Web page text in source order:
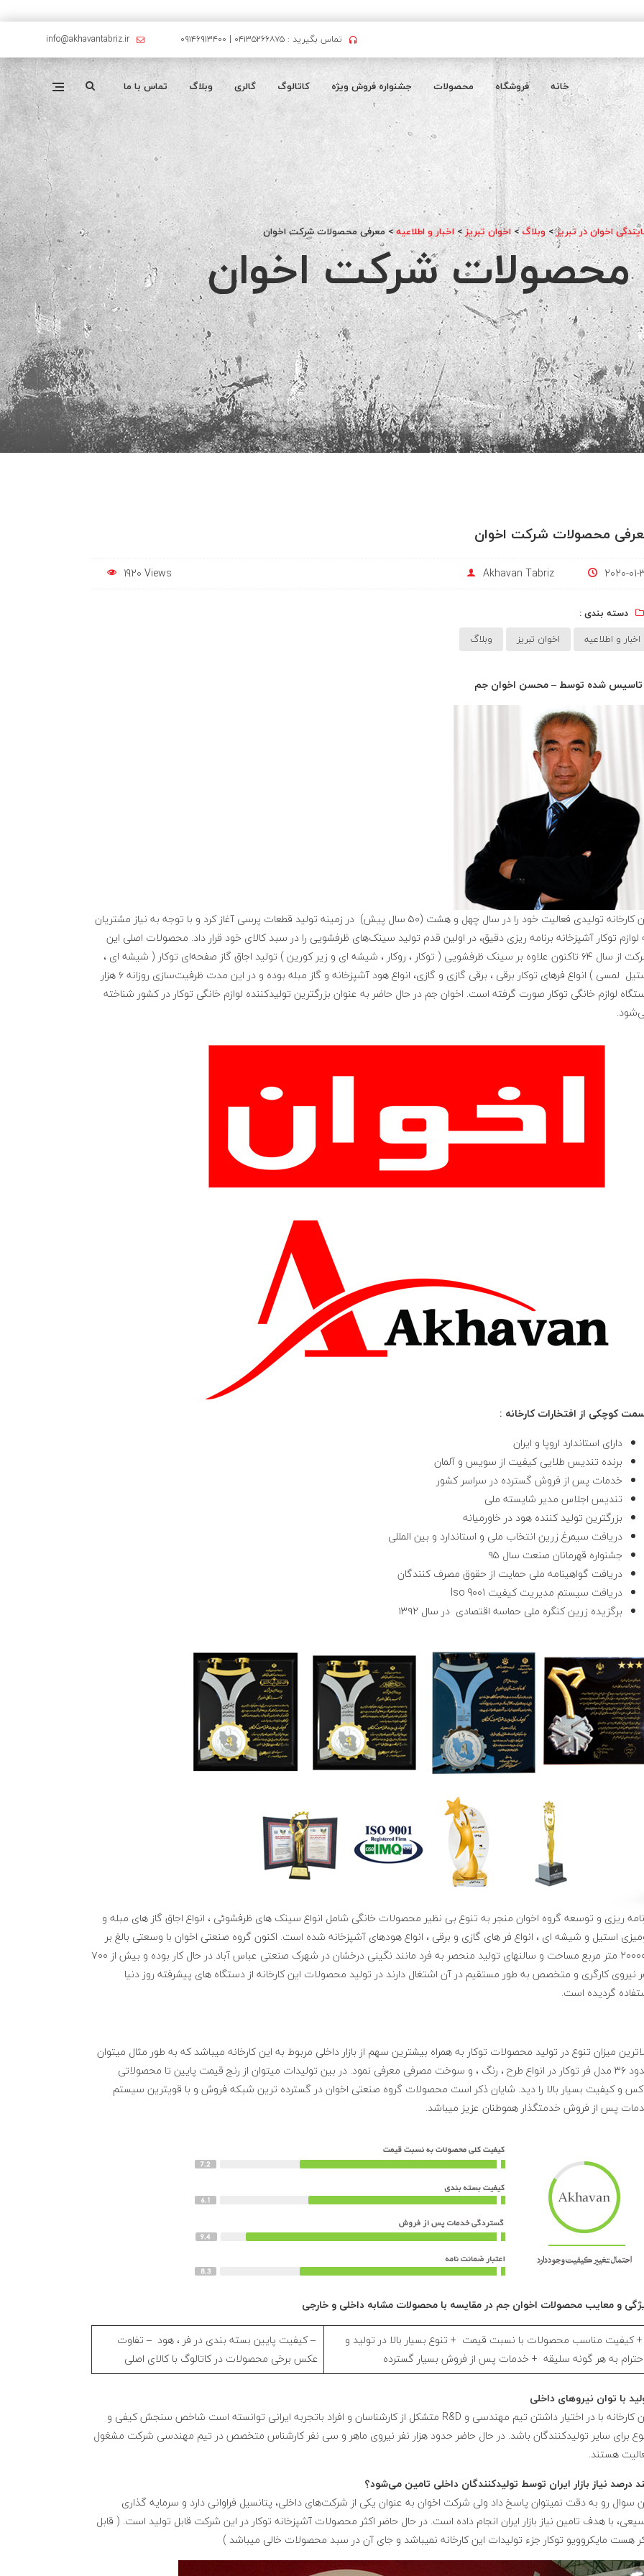
تماس بگیرید : ۰۴۱۳۵۲۶۶۸۷۵ | ۰۹۱۴۶۹۱۳۴۰۰ info@akhavantabriz.ir
خانه فروشگاه محصولات جشنواره فروش ویژه کاتالوگ گالری وبلاگ تماس با ما
اخوان در تبریز>وبلاگ>اخوان تبریز>اخبار و اطلاعیه>معرفی محصولات شرکت اخوان
محصولات شرکت اخوان
محصولات شرکت اخوان
2020-01-
Akhavan Tabriz
1920 Views
دسته بندی :
اخبار و اطلاعیه
اخوان تبریز وبلاگ
شده توسط – محسن اخوان جم
این کارخانه تولیدی فعالیت خود را در سال چهل و هشت (۵۰ سال پیش) در زمینه تولید قطعات پرسی آغاز کرد و با توجه به نیاز مشتریان
لوازم توکار آشپزخانه برنامه ریزی دقیق، در اولین قدم تولید سینک‌های ظرفشویی را در سبد کالای خود قرار داد. محصولات اصلی این
شرکت از سال ۶۴ تاکنون علاوه بر سینک ظرفشویی ( توکار ، روکار ، شیشه ای و زیر کورین ) تولید اجاق گاز صفحه‌ای توکار ( شیشه ای ،
استیل لمسی ) انواع فرهای توکار برقی ، برقی گازی و گازی، انواع هود آشپزخانه و گاز مبله بوده و در این مدت ظرفیت‌سازی روزانه ۶ هزار
لوازم خانگی توکار صورت گرفته است. اخوان جم در حال حاضر به عنوان بزرگترین تولیدکننده لوازم خانگی توکار در کشور شناخته
کوچکی از افتخارات کارخانه :
دارای استاندارد اروپا و ایران
برنده تندیس طلایی کیفیت از سویس و آلمان
خدمات پس از فروش گسترده در سراسر کشور
تندیس اجلاس مدیر شایسته ملی
بزرگترین تولید کننده هود در خاورمیانه
دریافت سیمرغ زرین انتخاب ملی و استاندارد و بین المللی
جشنواره قهرمانان صنعت سال ۹۵
دریافت گواهینامه ملی حمایت از حقوق مصرف کنندگان
دریافت سیستم مدیریت کیفیت Iso 9001
برگزیده زرین کنگره ملی حماسه اقتصادی در سال ۱۳۹۲
ریزی و توسعه گروه اخوان منجر به تنوع بی نظیر محصولات خانگی شامل انواع سینک های ظرفشوئی ، انواع اجاق گاز های مبله و
استیل و شیشه ای ، انواع فر های گازی و برقی ، انواع هودهای آشپزخانه شده است. اکنون گروه صنعتی اخوان با وسعتی بالغ بر
۲۰۰۰۰۰ متر مربع مساحت و سالنهای تولید منحصر به فرد مانند نگینی درخشان در شهرک صنعتی عباس آباد در حال کار بوده و بیش از ۷۰۰
نیروی کارگری و متخصص به طور مستقیم در آن اشتغال دارند در تولید محصولات این کارخانه از دستگاه های پیشرفته روز دنیا
گردیده است.
میزان تنوع در تولید محصولات توکار به همراه بیشترین سهم از بازار داخلی مربوط به این کارخانه میباشد که به طور مثال میتوان
حدود ۳۶ مدل فر توکار در انواع طرح ، رنگ ، و سوخت مصرفی معرفی نمود. در بین تولیدات میتوان از رنج قیمت پایین تا محصولاتی
و کیفیت بسیار بالا را دید. شایان ذکر است محصولات گروه صنعتی اخوان در گسترده ترین شبکه فروش و با قویترین سیستم
پس از فروش خدمتگذار هموطنان عزیز میباشد.
و معایب محصولات اخوان جم در مقایسه با محصولات مشابه داخلی و خارجی
+ کیفیت مناسب محصولات با نسبت قیمت + تنوع بسیار بالا در تولید و
احترام به هر گونه سلیقه + خدمات پس از فروش بسیار گسترده
– کیفیت پایین بسته بندی در فر ، هود – تفاوت
عکس برخی محصولات در کاتالوگ با کالای اصلی
با توان نیروهای داخلی
این کارخانه با در اختیار داشتن تیم مهندسی و R&D متشکل از کارشناسان و افراد باتجربه ایرانی توانسته است شاخص سنجش کیفی و
برای سایر تولیدکنندگان باشد. در حال حاضر حدود هزار نفر نیروی ماهر و سی نفر کارشناس متخصص در تیم مهندسی شرکت مشغول
هستند.
درصد نیاز بازار ایران توسط تولیدکنندگان داخلی تامین می‌شود؟
سوال رو به دقت نمیتوان پاسخ داد ولی شرکت اخوان به عنوان یکی از شرکت‌های داخلی، پتانسیل فراوانی دارد و سرمایه گذاری
با هدف تامین نیاز بازار ایران انجام داده است. در حال حاضر اکثر محصولات آشپزخانه توکار در این شرکت قابل تولید است. ( قابل
هست مایکروویو توکار جزء تولیدات این کارخانه نمیباشد و جای آن در سبد محصولات خالی میباشد )